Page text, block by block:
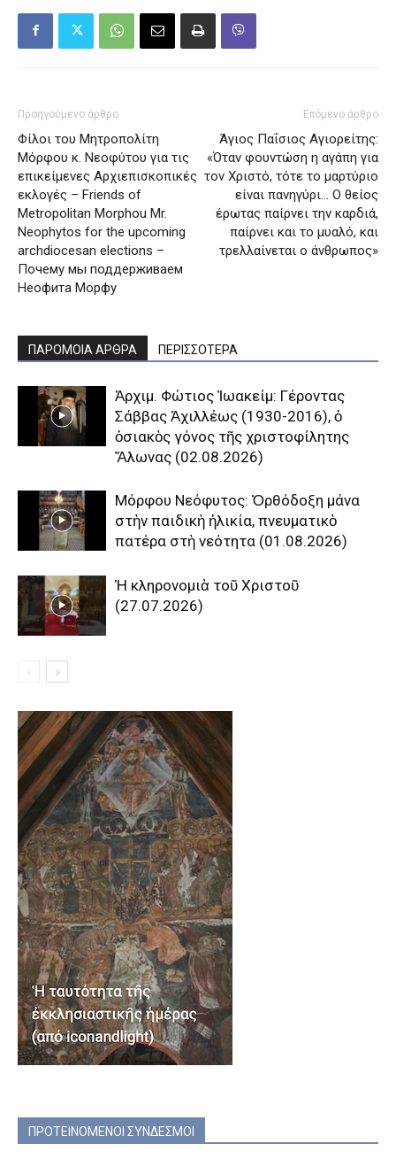
Προηγούμενο άρθρο
Φίλοι του Μητροπολίτη
Μόρφου κ. Νεοφύτου για τις
επικείμενες Αρχιεπισκοπικές
εκλογές – Friends of
Metropolitan Morphou Mr.
Neophytos for the upcoming
archdiocesan elections –
Почему мы поддерживаем
Неофита Морфу
Επόμενο άρθρο
Άγιος Παΐσιος Αγιορείτης:
«Όταν φουντώση η αγάπη για
τον Χριστό, τότε το μαρτύριο
είναι πανηγύρι… Ο θείος
έρωτας παίρνει την καρδιά,
παίρνει και το μυαλό, και
τρελλαίνεται ο άνθρωπος»
ΠΑΡΟΜΟΙΑ ΑΡΘΡΑ ΠΕΡΙΣΣΟΤΕΡΑ
Ἀρχιμ. Φώτιος Ἰωακείμ: Γέροντας
Σάββας Ἀχιλλέως (1930-2016), ὁ
ὁσιακὸς γόνος τῆς χριστοφίλητης
Ἅλωνας (02.08.2026)
Μόρφου Νεόφυτος: Ὀρθόδοξη μάνα
στὴν παιδικὴ ἡλικία, πνευματικὸ
πατέρα στὴ νεότητα (01.08.2026)
Ἡ κληρονομιὰ τοῦ Χριστοῦ
(27.07.2026)
ΠΡΟΤΕΙΝΟΜΕΝΟΙ ΣΥΝΔΕΣΜΟΙ